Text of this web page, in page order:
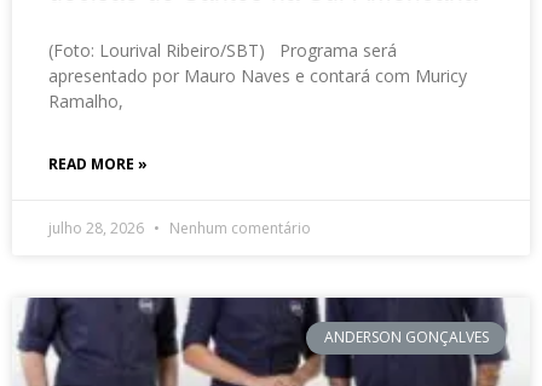
(Foto: Lourival Ribeiro/SBT) Programa será
apresentado por Mauro Naves e contará com Muricy
Ramalho,
READ MORE »
julho 28, 2026 Nenhum comentário
ANDERSON GONÇALVES